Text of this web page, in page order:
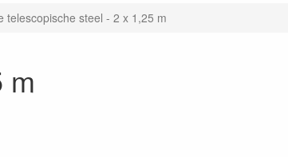
telescopische steel - 2 x 1,25 m
m